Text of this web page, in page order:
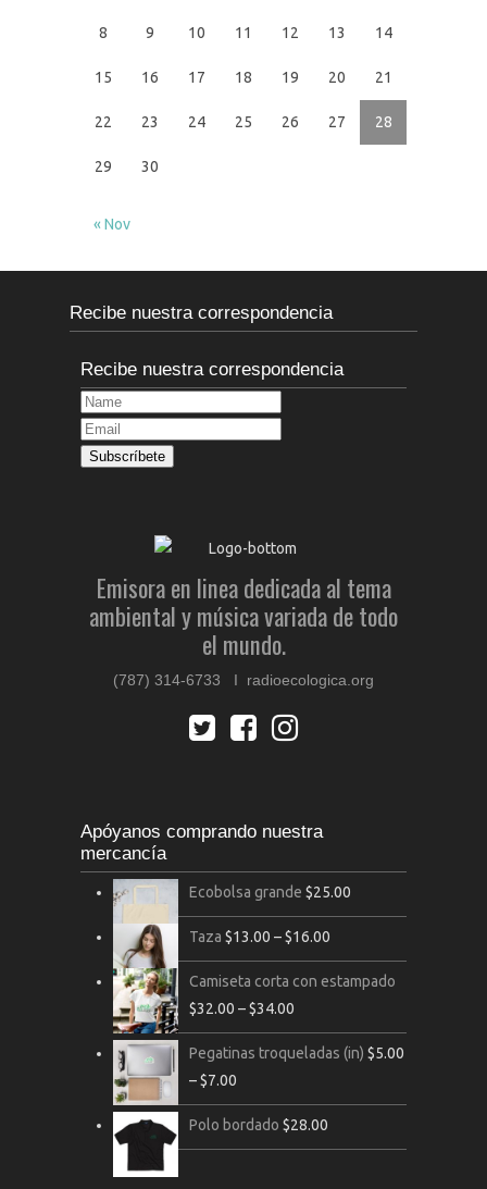
8 9 10 11 12 13 14
15 16 17 18 19 20 21
22 23 24 25 26 27 28
29 30
« Nov
Recibe nuestra correspondencia
Recibe nuestra correspondencia
Emisora en linea dedicada al tema
ambiental y música variada de todo
el mundo.
(787) 314-6733 I radioecologica.org
Apóyanos comprando nuestra
mercancía
Ecobolsa grande $25.00
Taza $13.00 –$16.00
Camiseta corta con estampado
$32.00 –$34.00
Pegatinas troqueladas (in) $5.00
–$7.00
Polo bordado $28.00